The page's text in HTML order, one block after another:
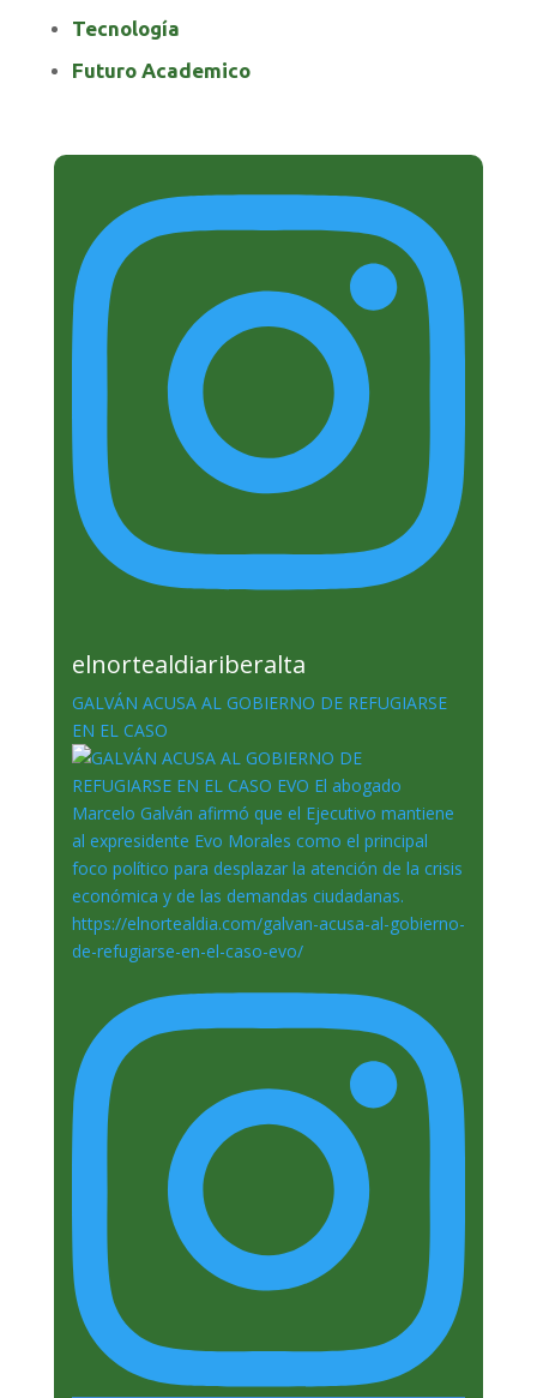
Tecnología
Futuro Academico
elnortealdiariberalta
GALVÁN ACUSA AL GOBIERNO DE REFUGIARSE
EN EL CASO